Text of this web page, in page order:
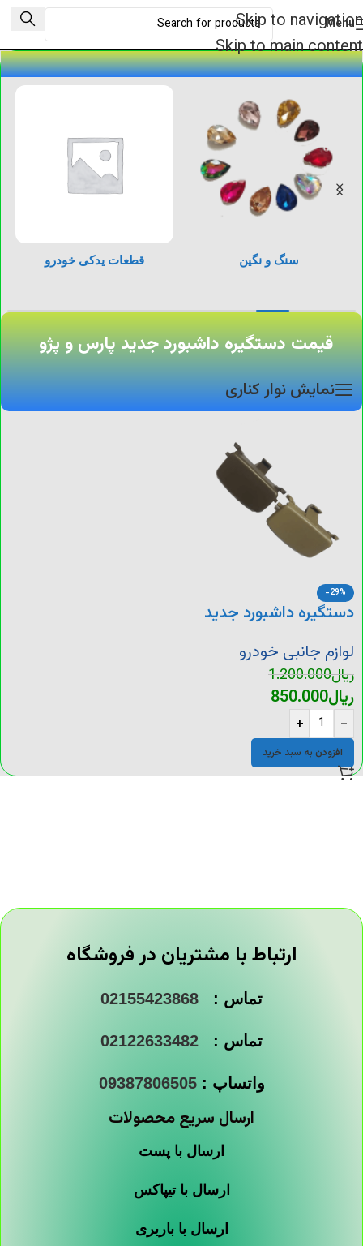
Skip to navigation
Skip to main content
Menu
سنگ و نگین قطعات یدکی خودرو
قیمت دستگیره داشبورد جدید پارس و پژو
نمایش نوار کناری
-29%
دستگیره داشبورد جدید
لوازم جانبی خودرو
ریال1.200.000
ریال850.000
-
+
افزودن به سبد خرید
ارتباط با مشتریان در فروشگاه
تماس : 02155423868
تماس : 02122633482
واتساپ :09387806505
ارسال سریع محصولات
ارسال با پست
ارسال با تیپاکس
ارسال با باربری